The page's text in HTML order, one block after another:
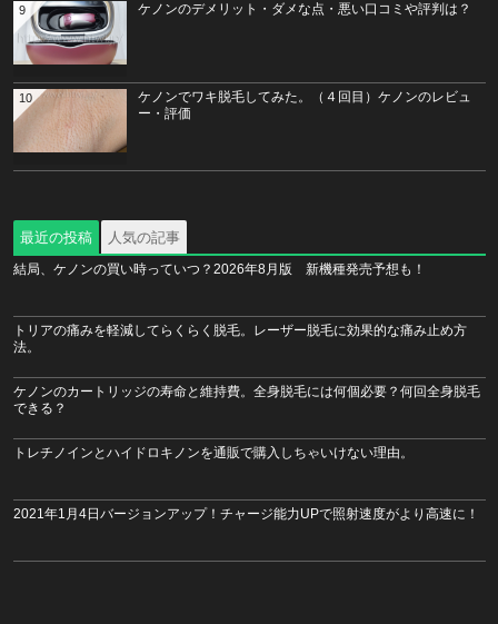
ケノンのデメリット・ダメな点・悪い口コミや評判は？
9
ケノンでワキ脱毛してみた。（４回目）ケノンのレビュ
ー・評価
10
最近の投稿 人気の記事
結局、ケノンの買い時っていつ？2026年8月版 新機種発売予想も！
トリアの痛みを軽減してらくらく脱毛。レーザー脱毛に効果的な痛み止め方
法。
ケノンのカートリッジの寿命と維持費。全身脱毛には何個必要？何回全身脱毛
できる？
トレチノインとハイドロキノンを通販で購入しちゃいけない理由。
2021年1月4日バージョンアップ！チャージ能力UPで照射速度がより高速に！